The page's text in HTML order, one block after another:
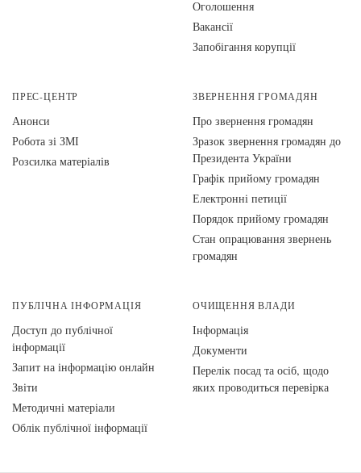
Оголошення
Вакансії
Запобігання корупції
ПРЕС-ЦЕНТР
Анонси
Робота зі ЗМІ
Розсилка матеріалів
ЗВЕРНЕННЯ ГРОМАДЯН
Про звернення громадян
Зразок звернення громадян до
Президента України
Графік прийому громадян
Електронні петиції
Порядок прийому громадян
Стан опрацювання звернень
громадян
ПУБЛІЧНА ІНФОРМАЦІЯ
Доступ до публічної
інформації
Запит на інформацію онлайн
Звіти
Методичні матеріали
Облік публічної інформації
ОЧИЩЕННЯ ВЛАДИ
Інформація
Документи
Перелік посад та осіб, щодо
яких проводиться перевірка